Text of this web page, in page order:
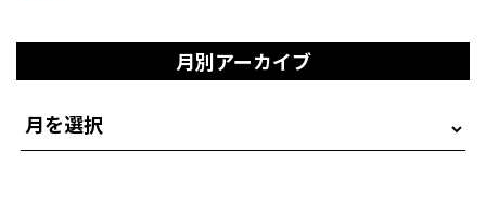
月別アーカイブ